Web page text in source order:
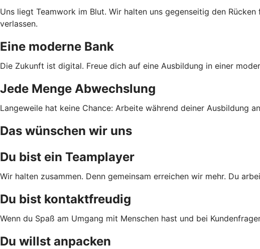
Uns liegt Teamwork im Blut. Wir halten uns gegenseitig den
verlassen.
Eine moderne Bank
Die Zukunft ist digital. Freue dich auf eine Ausbildung in einer
Jede Menge Abwechslung
Langeweile hat keine Chance: Arbeite während deiner Ausbildung
Das wünschen wir uns
Du bist ein Teamplayer
Wir halten zusammen. Denn gemeinsam erreichen wir mehr. Du
Du bist kontaktfreudig
Wenn du Spaß am Umgang mit Menschen hast und bei
Du willst anpacken